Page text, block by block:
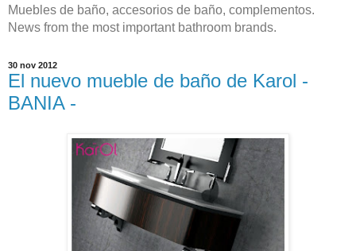
Muebles de baño, accesorios de baño, complementos.
News from the most important bathroom brands.
30 nov 2012
El nuevo mueble de baño de Karol -
BANIA -